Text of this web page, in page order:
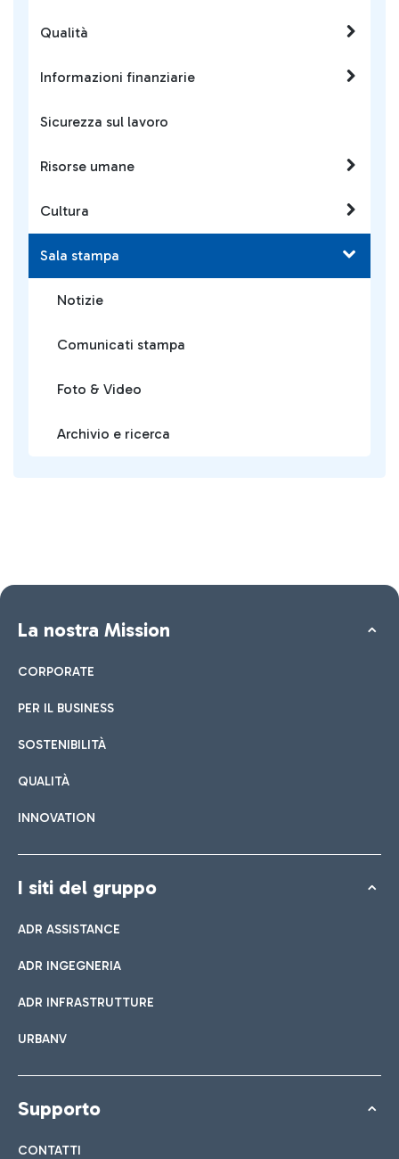
Qualità
Informazioni finanziarie
Sicurezza sul lavoro
Risorse umane
Cultura
Sala stampa
Notizie
Comunicati stampa
Foto & Video
Archivio e ricerca
La nostra Mission
CORPORATE
PER IL BUSINESS
SOSTENIBILITÀ
QUALITÀ
INNOVATION
I siti del gruppo
ADR ASSISTANCE
ADR INGEGNERIA
ADR INFRASTRUTTURE
URBANV
Supporto
CONTATTI